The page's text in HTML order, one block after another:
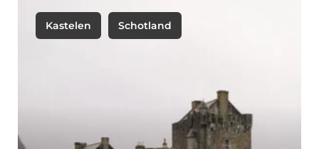
Kastelen Schotland